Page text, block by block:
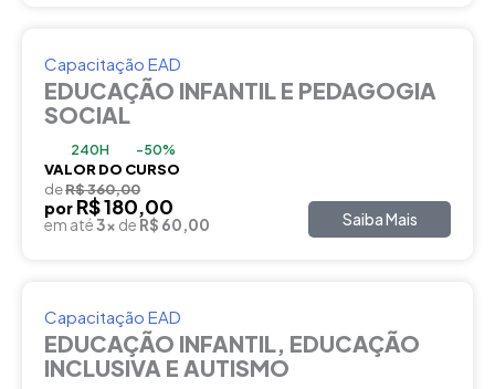
Capacitação EAD
EDUCAÇÃO INFANTIL E PEDAGOGIA
SOCIAL
240H -50%
VALOR DO CURSO
deR$ 360,00
por R$ 180,00
em até3x de R$ 60,00 Saiba Mais
Capacitação EAD
EDUCAÇÃO INFANTIL, EDUCAÇÃO
INCLUSIVA E AUTISMO